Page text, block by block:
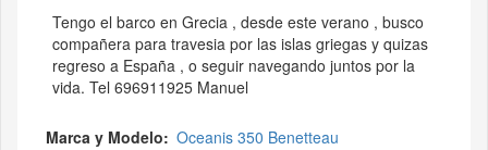
Tengo el barco en Grecia , desde este verano , busco
compañera para travesia por las islas griegas y quizas
regreso a España , o seguir navegando juntos por la
vida. Tel 696911925 Manuel
Marca y Modelo
Oceanis 350 Benetteau